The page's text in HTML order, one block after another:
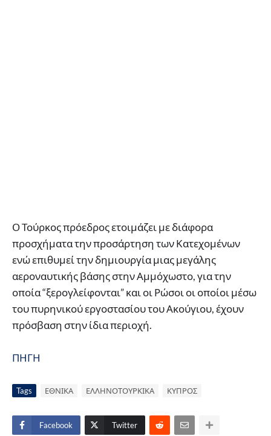
Ο Τούρκος πρόεδρος ετοιμάζει με διάφορα
προσχήματα την προσάρτηση των Κατεχομένων
ενώ επιθυμεί την δημιουργία μιας μεγάλης
αεροναυτικής βάσης στην Αμμόχωστο, για την
οποία “ξερογλείφονται” και οι Ρώσοι οι οποίοι μέσω
του πυρηνικού εργοστασίου του Ακούγιου, έχουν
πρόσβαση στην ίδια περιοχή.
ΠΗΓΗ
Tags ΕΘΝΙΚΑ ΕΛΛΗΝΟΤΟΥΡΚΙΚΑ ΚΥΠΡΟΣ
Facebook Twitter